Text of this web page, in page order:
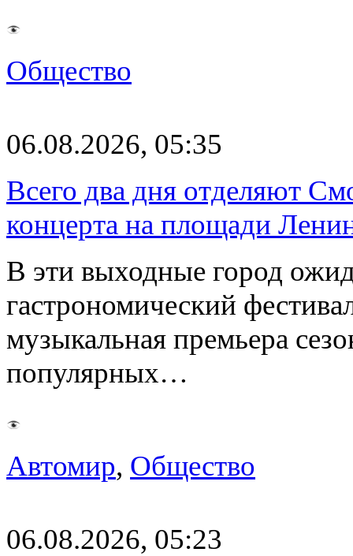
Общество
06.08.2026, 05:35
Всего два дня отделяют
концерта на площади
В эти выходные город
гастрономический
музыкальная премьера
популярных…
Автомир, Общество
06.08.2026, 05:23